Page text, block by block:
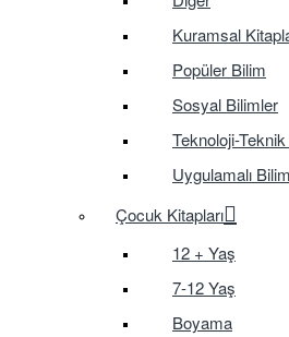
Kuramsal
Popüler Bilim
Sosyal Bilimler
Teknoloji-
Uygulamalı
Çocuk Kitapları
12 + Yaş
7-12 Yaş
Boyama